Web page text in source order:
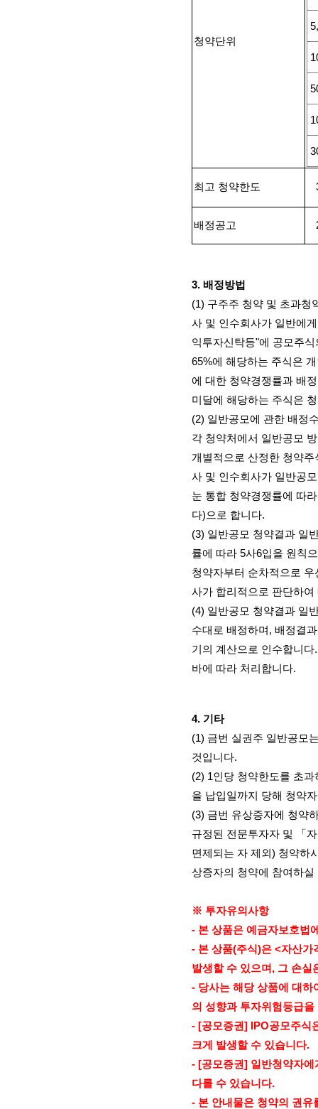
청약단위
최고 청약한도
배정공고
3. 배정방법
(1) 구주주 청약 및 초과청
사 및 인수회사가 일반에
익투자신탁등"에 공모주식
65%에 해당하는 주식은
에 대한 청약경쟁률과 배
미달에 해당하는 주식은
(2) 일반공모에 관한 배정
각 청약처에서 일반공모
개별적으로 산정한 청약주
사 및 인수회사가 일반공
눈 통합 청약경쟁률에 따
다)으로 합니다.
(3) 일반공모 청약결과 일
률에 따라 5사6입을 원칙
청약자부터 순차적으로 우
사가 합리적으로 판단하여
(4) 일반공모 청약결과 일
수대로 배정하며 , 배정결
기의 계산으로 인수합니다
바에 따라 처리합니다.
4. 기타
(1) 금번 실권주 일반공모
것입니다.
(2) 1인당 청약한도를 초
을 납입일까지 당해 청약
(3) 금번 유상증자에 청약
규정된 전문투자자 및 「
면제되는 자 제외 ) 청약하
상증자의 청약에 참여하
※ 투자유의사항
- 본 상품은 예금자보호법
- 본 상품(주식)은 <자산가
발생할 수 있으며 , 그 손실
- 당사는 해당 상품에 대
의 성향과 투자위험등급
- [공모증권] IPO공모주식
크게 발생할 수 있습니다.
- [공모증권] 일반청약자에
다를 수 있습니다.
- 본 안내물은 청약의 권유